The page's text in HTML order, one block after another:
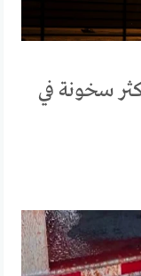
سخونة في